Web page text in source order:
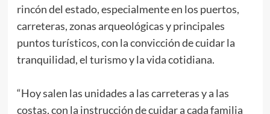
rincón del estado, especialmente en los puertos,
carreteras, zonas arqueológicas y principales
puntos turísticos, con la convicción de cuidar la
tranquilidad, el turismo y la vida cotidiana.
“Hoy salen las unidades a las carreteras y a las
costas, con la instrucción de cuidar a cada familia